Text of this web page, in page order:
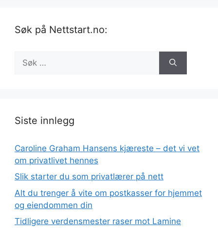
Søk på Nettstart.no:
etter:
Siste innlegg
Caroline Graham Hansens kjæreste – det vi vet
om privatlivet hennes
Slik starter du som privatlærer på nett
Alt du trenger å vite om postkasser for hjemmet
og eiendommen din
Tidligere verdensmester raser mot Lamine